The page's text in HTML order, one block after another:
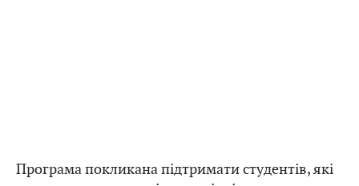
Програма покликана підтримати студентів, які